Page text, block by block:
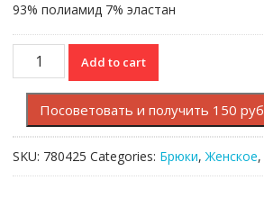
93% полиамид 7% эластан
Спортивные
штаны
Lacoste
quantity
Add to cart
Посоветовать и получить 150 руб
SKU: 780425 Categories: Брюки,Женское,